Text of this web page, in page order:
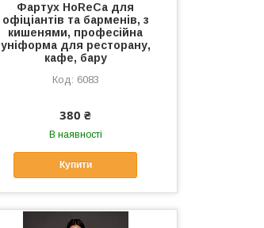
Фартух HoReCa для
офіціантів та барменів, з
кишенями, професійна
уніформа для ресторану,
кафе, бару
6083
380 ₴
В наявності
Купити